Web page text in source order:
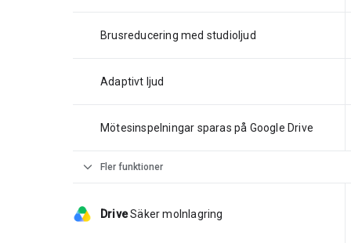
Brusreducering med studioljud
Adaptivt ljud
Mötesinspelningar sparas på Google Drive
expand_more Fler funktioner
Drive Säker molnlagring